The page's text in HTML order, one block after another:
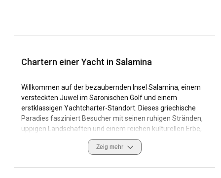
Chartern einer Yacht in Salamina
Willkommen auf der bezaubernden Insel Salamina, einem
versteckten Juwel im Saronischen Golf und einem
erstklassigen Yachtcharter-Standort. Dieses griechische
Paradies fasziniert Besucher mit seinen ruhigen Stränden,
üppigen Landschaften und einem reichen kulturellen Erbe,
das bis in die Antike zurückreicht. Entlang der malerischen
Küste gibt es einsame Buchten und kleine Buchten, die es
machen, die dem Trubel entfliehen und die unberührte
Zeig mehr